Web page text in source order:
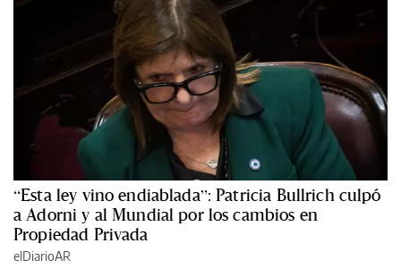
“Esta ley vino endiablada”: Patricia Bullrich culpó
a Adorni y al Mundial por los cambios en
Propiedad Privada
elDiarioAR